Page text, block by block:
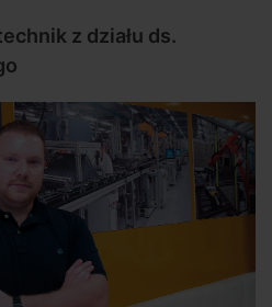
z działu ds.